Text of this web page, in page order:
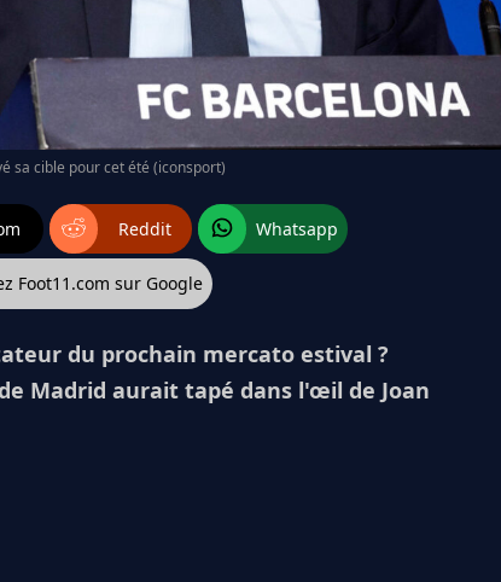
sa cible pour cet été (iconsport)
Reddit Whatsapp
Foot11.com sur Google
du prochain mercato estival ?
Madrid aurait tapé dans l'œil de Joan